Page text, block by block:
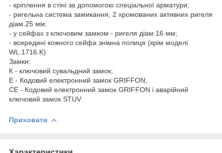
- кріплення в стіні за допомогою спеціальної арматури;
- ригельна система замикання, 2 хромованих активних ригеля
діам.25 мм;
- у сейфах з ключовим замком - ригеля діам.16 мм;
- всередині кожного сейфа знімна полиця (крім моделі
WL.1716.K)
Замки:
К - ключовий сувальдний замок;
Е - Кодовий електронний замок GRIFFON;
СЕ - Кодовий електронний замок GRIFFON і аварійний
ключовий замок STUV
Приховати